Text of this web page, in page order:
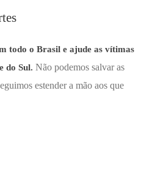
todo o Brasil e ajude as vítimas
do Sul. Não podemos salvar as
estender a mão aos que